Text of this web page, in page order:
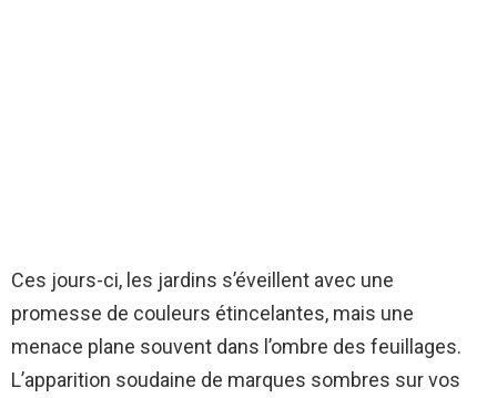
Ces jours-ci, les jardins s’éveillent avec une
promesse de couleurs étincelantes, mais une
menace plane souvent dans l’ombre des feuillages.
L’apparition soudaine de marques sombres sur vos